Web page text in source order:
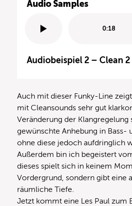
Audio Samples
0:18
Audiobeispiel 2 – Clean
Auch mit dieser Funky-Line
mit Cleansounds sehr gut
Veränderung der Klangregelung
gewünschte Anhebung in Bass-
ohne diese jedoch aufdringlich
Außerdem bin ich begeistert
dieses spielt sich in keinem
Vordergrund, sondern gibt eine
räumliche Tiefe.
Jetzt kommt eine Les Paul zum